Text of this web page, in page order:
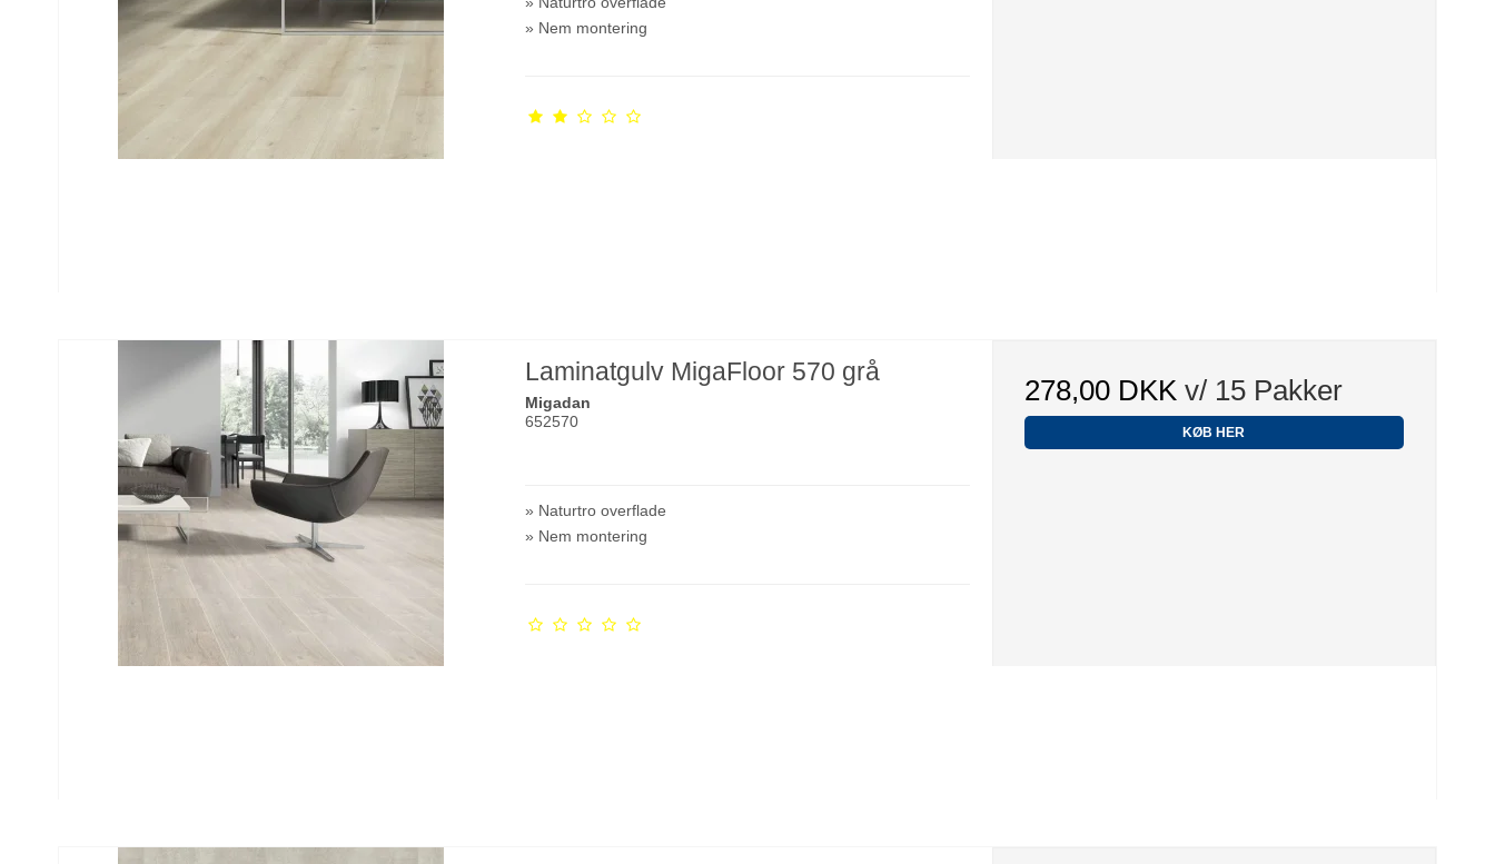
» Nem montering
Laminatgulv MigaFloor 570 grå
Migadan
652570
» Naturtro overflade
» Nem montering
278,00 DKKv/ 15 Pakker
KØB HER